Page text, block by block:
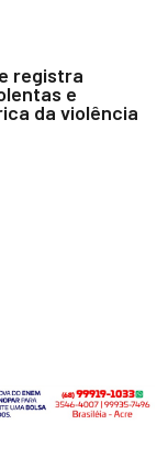
registra
e
da violência